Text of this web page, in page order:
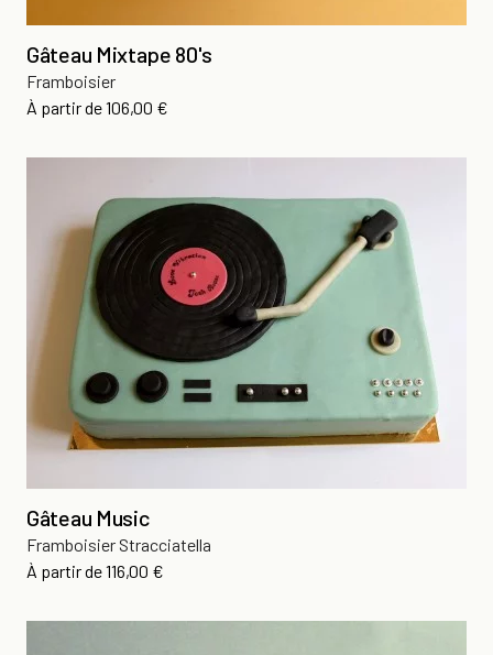
Gâteau Mixtape 80's
Framboisier
À partir dePrix
106,00 €
Gâteau Music
Framboisier Stracciatella
À partir dePrix
116,00 €